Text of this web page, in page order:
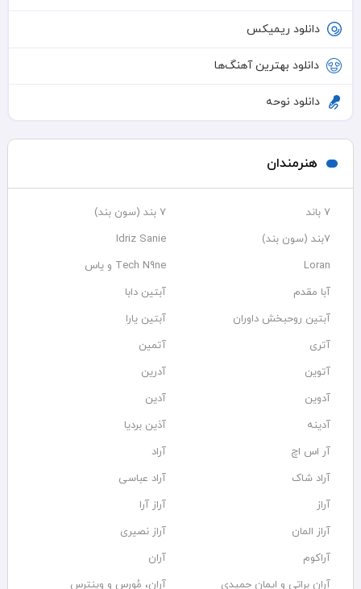
دانلود ریمیکس
دانلود بهترین آهنگ‌ها
دانلود نوحه
هنرمندان
7 باند
7 بند (سون بند)
۷بند (سون بند)
Idriz Sanie
Loran
Tech N9ne و یاس
آبا مقدم
آبتین دابا
آبتین روحبخش داوران
آبتین یارا
آتری
آتمین
آتوین
آدرین
آدوین
آدین
آدینه
آذین بردیا
آر اس اچ
آراد
آراد شاک
آراد عباسی
آراز
آراز آرا
آراز المان
آراز نصیری
آراکوم
آران
آران براتی و ایمان حمیدی
آران، مُوِرس و وینتِرس